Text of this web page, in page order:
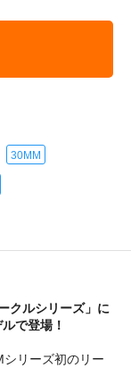
30MM
クルシリーズ」に
で登場！
リーズ初のリー